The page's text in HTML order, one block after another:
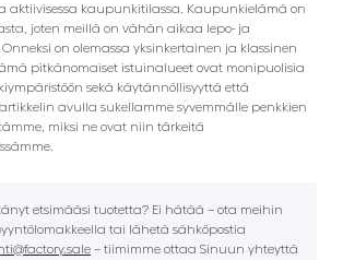
aktiivisessa kaupunkitilassa. Kaupunkielämä on
joten meillä on vähän aikaa lepo- ja
on olemassa yksinkertainen ja klassinen
pitkänomaiset istuinalueet ovat monipuolisia
sekä käytännöllisyyttä että
avulla sukellamme syvemmälle penkkien
miksi ne ovat niin tärkeitä
etsimääsi tuotetta? Ei hätää – ota meihin
tai lähetä sähköpostia
– tiimimme ottaa Sinuun yhteyttä